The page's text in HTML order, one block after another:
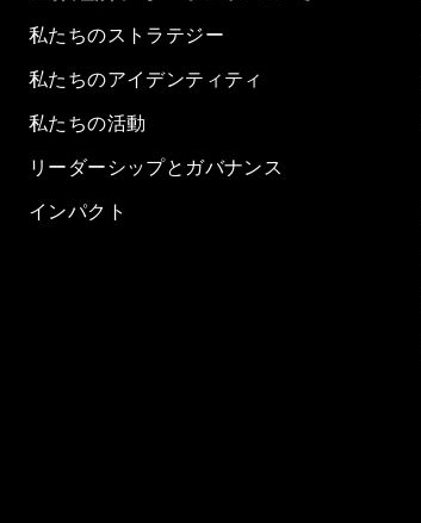
私たちのストラテジー
私たちのアイデンティティ
私たちの活動
リーダーシップとガバナンス
インパクト